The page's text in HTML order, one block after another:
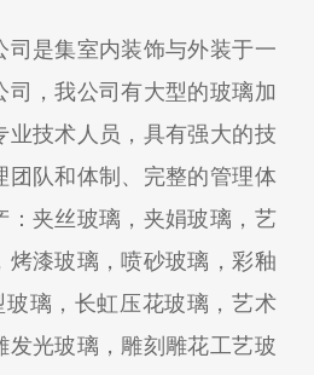
司是集室内装饰与外装于一
司，我公司有大型的玻璃加
业技术人员，具有强大的技
团队和体制、完整的管理体
：夹丝玻璃，夹娟玻璃，艺
烤漆玻璃，喷砂玻璃，彩釉
璃，长虹压花玻璃，艺术
发光玻璃，雕刻雕花工艺玻